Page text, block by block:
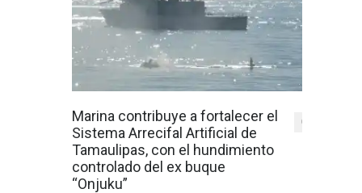
Marina contribuye a fortalecer el
Sistema Arrecifal Artificial de
Tamaulipas, con el hundimiento
controlado del ex buque
“Onjuku”
0